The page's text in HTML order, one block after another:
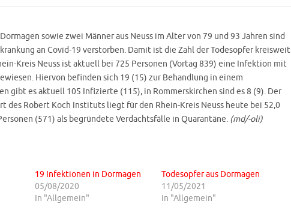
sowie zwei Männer aus Neuss im Alter von 79 und 93 Jahren sind
an Covid-19 verstorben. Damit ist die Zahl der Todesopfer kreisweit
Kreis Neuss ist aktuell bei 725 Personen (Vortag 839) eine Infektion mit
Hiervon befinden sich 19 (15) zur Behandlung in einem
gibt es aktuell 105 Infizierte (115), in Rommerskirchen sind es 8 (9). Der
des Robert Koch Instituts liegt für den Rhein-Kreis Neuss heute bei 52,0
(571) als begründete Verdachtsfälle in Quarantäne. (md/-oli)
19 Infektionen in Dormagen
05/08/2020
In "Allgemein"
Todesopfer aus Dormagen
11/05/2021
In "Allgemein"